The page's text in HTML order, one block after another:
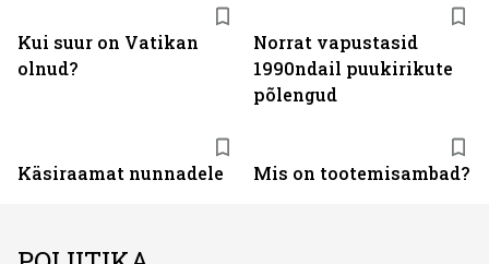
Kui suur on Vatikan
olnud?
Norrat vapustasid
1990ndail puukirikute
põlengud
Käsiraamat nunnadele Mis on tootemisambad?